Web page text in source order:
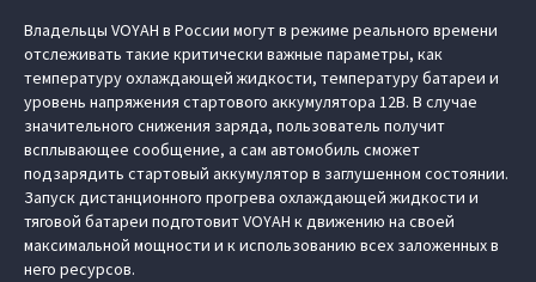
Владельцы VOYAH в России могут в режиме реального времени
отслеживать такие критически важные параметры, как
температуру охлаждающей жидкости, температуру батареи и
уровень напряжения стартового аккумулятора 12В. В случае
значительного снижения заряда, пользователь получит
всплывающее сообщение, а сам автомобиль сможет
подзарядить стартовый аккумулятор в заглушенном состоянии.
Запуск дистанционного прогрева охлаждающей жидкости и
тяговой батареи подготовит VOYAH к движению на своей
максимальной мощности и к использованию всех заложенных в
него ресурсов.